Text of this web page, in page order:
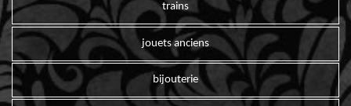
trains
jouets anciens
bijouterie